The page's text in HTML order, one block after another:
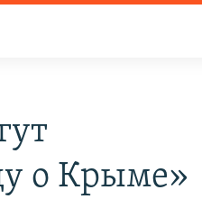
о Крыме»